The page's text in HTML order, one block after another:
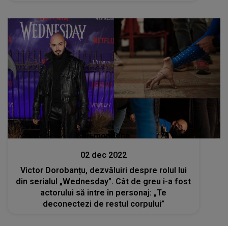
Stiri mondene
02 dec 2022
Victor Dorobanțu, dezvăluiri despre rolul lui
din serialul „Wednesday”. Cât de greu i-a fost
actorului să intre în personaj: „Te
deconectezi de restul corpului”